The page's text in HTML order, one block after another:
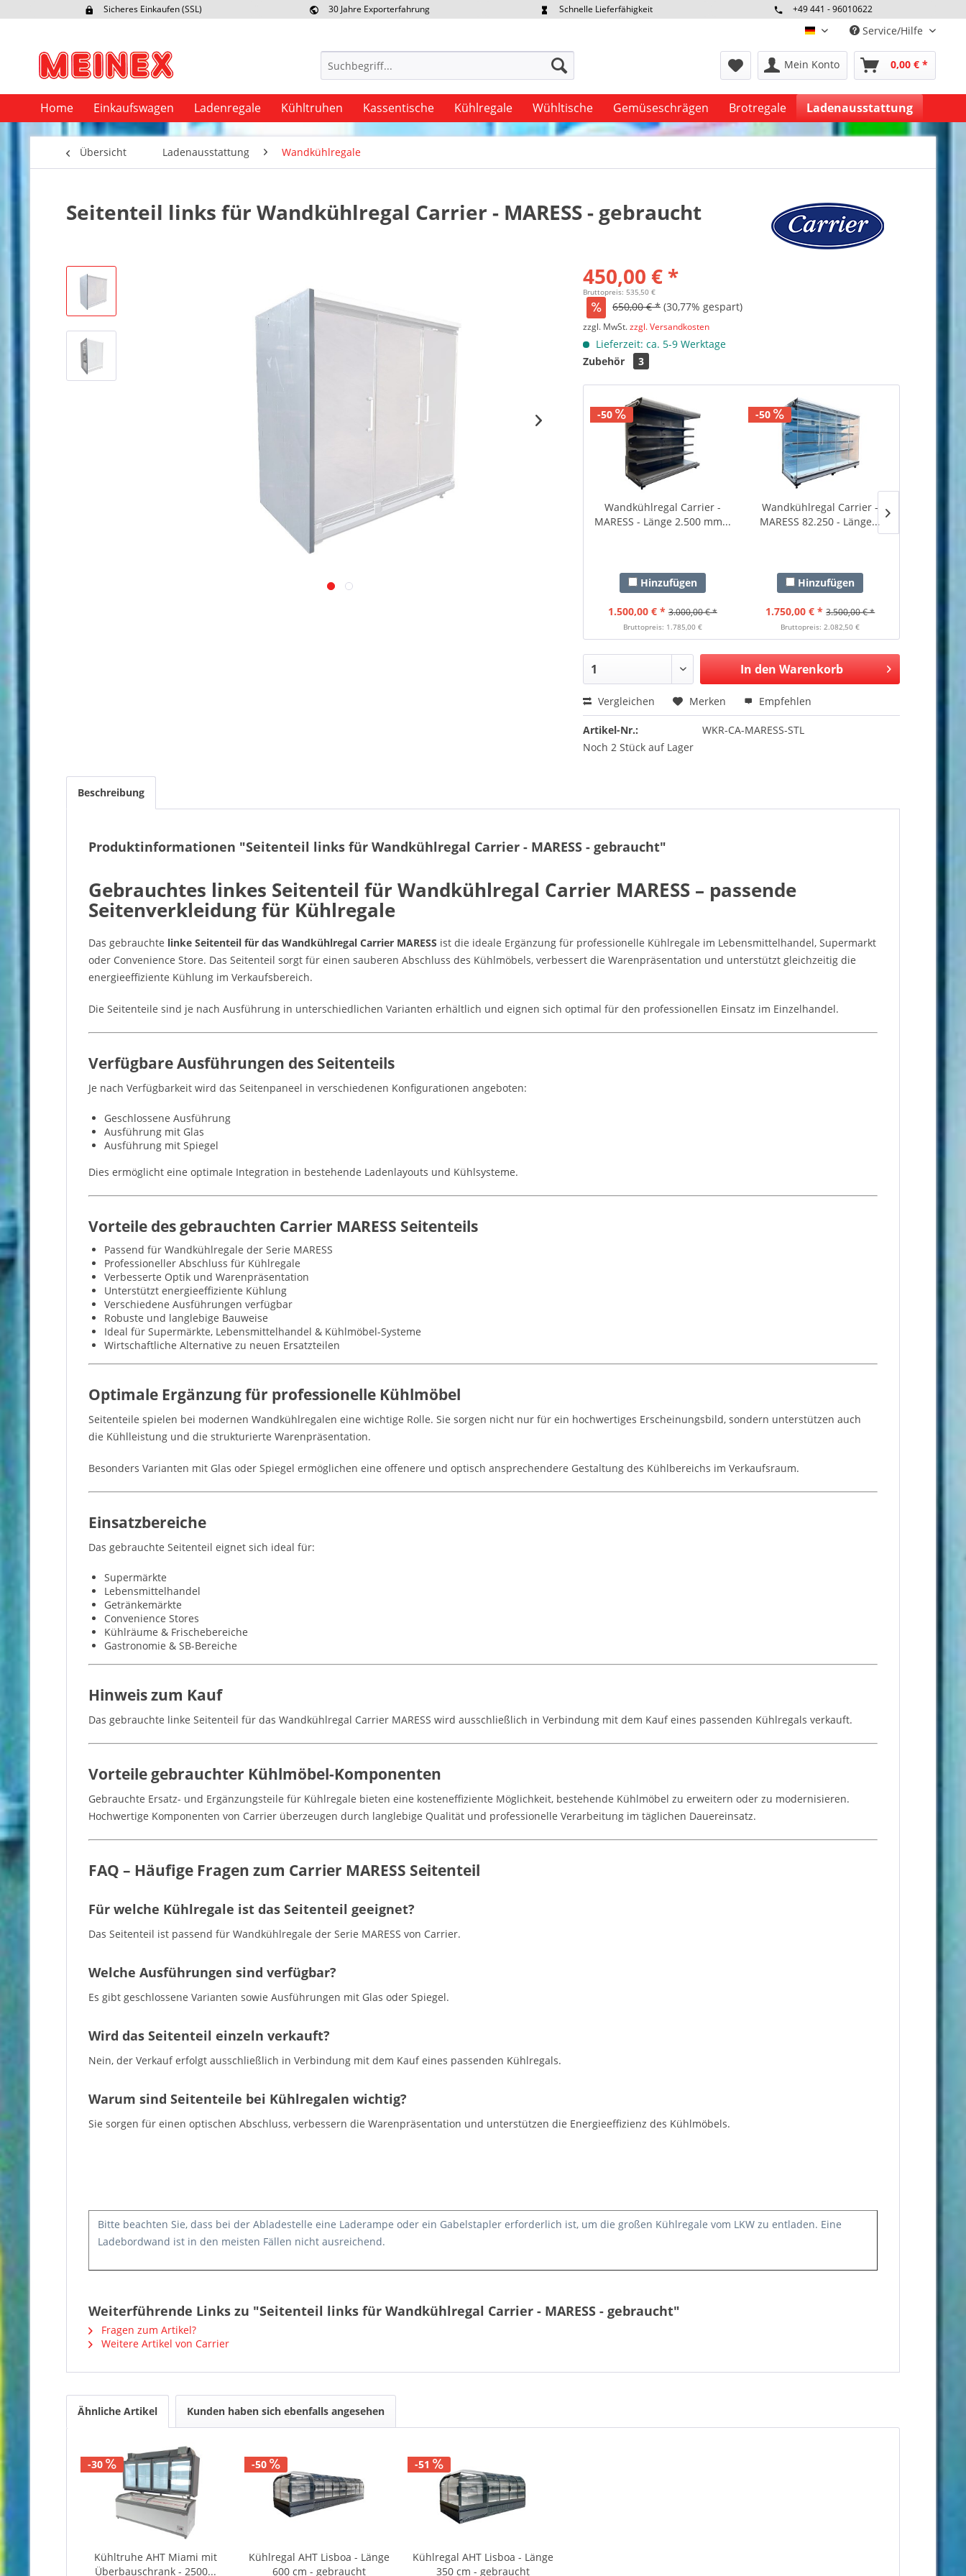
Sicheres Einkaufen (SSL)
30 Jahre Exporterfahrung
Schnelle Lieferfähigkeit
+49 441 - 96010622
deutsch Service/Hilfe
Mein Konto 0,00 € *
Home Einkaufswagen Ladenregale Kühltruhen Kassentische Kühlregale Wühltische Gemüseschrägen Brotregale Ladenausstattung
Übersicht Ladenausstattung Wandkühlregale
Seitenteil links für Wandkühlregal Carrier - MARESS - gebraucht
450,00 € *
Bruttopreis: 535,50 €
650,00 € * (30,77% gespart)
zzgl. MwSt.zzgl. Versandkosten
Lieferzeit: ca. 5-9 Werktage
Zubehör
3
-50
Wandkühlregal Carrier -
MARESS - Länge 2.500 mm...
Hinzufügen
1.500,00 € * 3.000,00 € *
Bruttopreis: 1.785,00 €
-50
Wandkühlregal Carrier -
MARESS 82.250 - Länge...
Hinzufügen
1.750,00 € * 3.500,00 € *
Bruttopreis: 2.082,50 €
In den Warenkorb
Vergleichen Merken Empfehlen
Artikel-Nr.:
WKR-CA-MARESS-STL
Noch 2 Stück auf Lager
Beschreibung
Produktinformationen "Seitenteil links für Wandkühlregal Carrier - MARESS - gebraucht"
Gebrauchtes linkes Seitenteil für Wandkühlregal Carrier MARESS – passende
Seitenverkleidung für Kühlregale
Das gebrauchte linke Seitenteil für das Wandkühlregal Carrier MARESS ist die ideale Ergänzung für professionelle Kühlregale im Lebensmittelhandel, Supermarkt
oder Convenience Store. Das Seitenteil sorgt für einen sauberen Abschluss des Kühlmöbels, verbessert die Warenpräsentation und unterstützt gleichzeitig die
energieeffiziente Kühlung im Verkaufsbereich.
Die Seitenteile sind je nach Ausführung in unterschiedlichen Varianten erhältlich und eignen sich optimal für den professionellen Einsatz im Einzelhandel.
Verfügbare Ausführungen des Seitenteils
Je nach Verfügbarkeit wird das Seitenpaneel in verschiedenen Konfigurationen angeboten:
Geschlossene Ausführung
Ausführung mit Glas
Ausführung mit Spiegel
Dies ermöglicht eine optimale Integration in bestehende Ladenlayouts und Kühlsysteme.
Vorteile des gebrauchten Carrier MARESS Seitenteils
Passend für Wandkühlregale der Serie MARESS
Professioneller Abschluss für Kühlregale
Verbesserte Optik und Warenpräsentation
Unterstützt energieeffiziente Kühlung
Verschiedene Ausführungen verfügbar
Robuste und langlebige Bauweise
Ideal für Supermärkte, Lebensmittelhandel & Kühlmöbel-Systeme
Wirtschaftliche Alternative zu neuen Ersatzteilen
Optimale Ergänzung für professionelle Kühlmöbel
Seitenteile spielen bei modernen Wandkühlregalen eine wichtige Rolle. Sie sorgen nicht nur für ein hochwertiges Erscheinungsbild, sondern unterstützen auch
die Kühlleistung und die strukturierte Warenpräsentation.
Besonders Varianten mit Glas oder Spiegel ermöglichen eine offenere und optisch ansprechendere Gestaltung des Kühlbereichs im Verkaufsraum.
Einsatzbereiche
Das gebrauchte Seitenteil eignet sich ideal für:
Supermärkte
Lebensmittelhandel
Getränkemärkte
Convenience Stores
Kühlräume & Frischebereiche
Gastronomie & SB-Bereiche
Hinweis zum Kauf
Das gebrauchte linke Seitenteil für das Wandkühlregal Carrier MARESS wird ausschließlich in Verbindung mit dem Kauf eines passenden Kühlregals verkauft.
Vorteile gebrauchter Kühlmöbel-Komponenten
Gebrauchte Ersatz- und Ergänzungsteile für Kühlregale bieten eine kosteneffiziente Möglichkeit, bestehende Kühlmöbel zu erweitern oder zu modernisieren.
Hochwertige Komponenten von Carrier überzeugen durch langlebige Qualität und professionelle Verarbeitung im täglichen Dauereinsatz.
FAQ – Häufige Fragen zum Carrier MARESS Seitenteil
Für welche Kühlregale ist das Seitenteil geeignet?
Das Seitenteil ist passend für Wandkühlregale der Serie MARESS von Carrier.
Welche Ausführungen sind verfügbar?
Es gibt geschlossene Varianten sowie Ausführungen mit Glas oder Spiegel.
Wird das Seitenteil einzeln verkauft?
Nein, der Verkauf erfolgt ausschließlich in Verbindung mit dem Kauf eines passenden Kühlregals.
Warum sind Seitenteile bei Kühlregalen wichtig?
Sie sorgen für einen optischen Abschluss, verbessern die Warenpräsentation und unterstützen die Energieeffizienz des Kühlmöbels.
Bitte beachten Sie, dass bei der Abladestelle eine Laderampe oder ein Gabelstapler erforderlich ist, um die großen Kühlregale vom LKW zu entladen. Eine
Ladebordwand ist in den meisten Fällen nicht ausreichend.
Weiterführende Links zu "Seitenteil links für Wandkühlregal Carrier - MARESS - gebraucht"
Fragen zum Artikel?
Weitere Artikel von Carrier
Ähnliche Artikel Kunden haben sich ebenfalls angesehen
-30
Kühltruhe AHT Miami mit
Überbauschrank - 2500...
-50
Kühlregal AHT Lisboa - Länge
600 cm - gebraucht
-51
Kühlregal AHT Lisboa - Länge
350 cm - gebraucht